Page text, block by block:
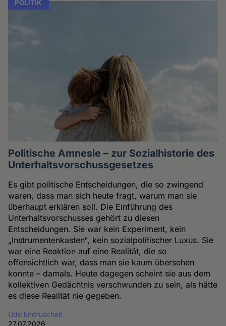
POLITIK
Politische Amnesie – zur Sozialhistorie des
Unterhaltsvorschussgesetzes
Es gibt politische Entscheidungen, die so zwingend
waren, dass man sich heute fragt, warum man sie
überhaupt erklären soll. Die Einführung des
Unterhaltsvorschusses gehört zu diesen
Entscheidungen. Sie war kein Experiment, kein
„Instrumentenkasten“, kein sozialpolitischer Luxus. Sie
war eine Reaktion auf eine Realität, die so
offensichtlich war, dass man sie kaum übersehen
konnte – damals. Heute dagegen scheint sie aus dem
kollektiven Gedächtnis verschwunden zu sein, als hätte
es diese Realität nie gegeben.
Udo Endruscheit
27.07.2026